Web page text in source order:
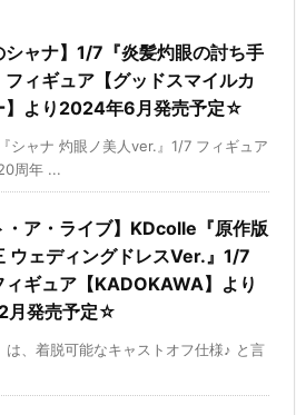
シャナ】1/7『炎髪灼眼の討ち手
フィギュア【グッドスマイルカ
】より2024年6月発売予定☆
シャナ 灼眼ノ美人ver.』1/7 フィギュア
周年 ...
・ア・ライブ】KDcolle『原作版
ウェディングドレスVer.』1/7
ィギュア【KADOKAWA】より
月発売予定☆
は、着脱可能なキャストオフ仕様♪ と言